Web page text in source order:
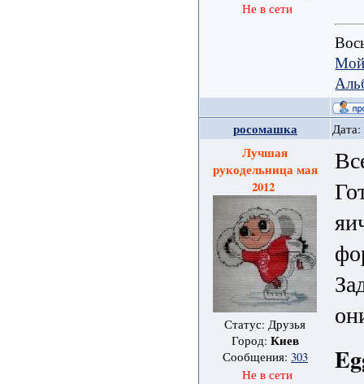
Не в сети
росомашка
Лучшая
рукодельница мая
2012
Статус: Друзья
Город: Киев
Сообщения: 303
Не в сети